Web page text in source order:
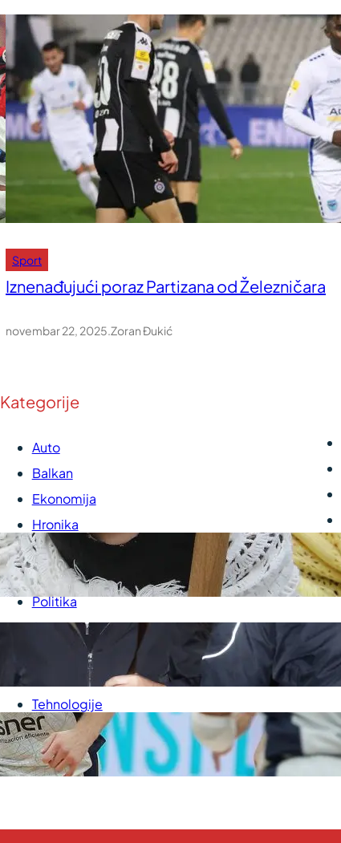
Sport
Iznenađujući poraz Partizana od Železničara
novembar 22, 2025 Zoran Đukić
Kategorije
Auto
Balkan
Ekonomija
Hronika
Kultura
Medicina
Politika
Sport
Tehnologije